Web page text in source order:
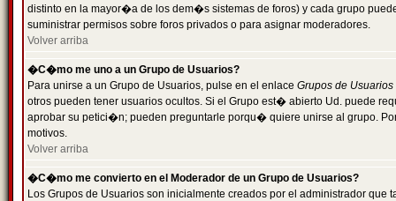
distinto en la mayor�a de los dem�s sistemas de foros) y cada grupo
suministrar permisos sobre foros privados o para asignar moderadores.
Volver arriba
�C�mo me uno a un Grupo de Usuarios?
Para unirse a un Grupo de Usuarios, pulse en el enlace Grupos de Usuarios
otros pueden tener usuarios ocultos. Si el Grupo est� abierto Ud. puede
aprobar su petici�n; pueden preguntarle porqu� quiere unirse al grupo.
motivos.
Volver arriba
�C�mo me convierto en el Moderador de un Grupo de Usuarios?
Los Grupos de Usuarios son inicialmente creados por el administrador